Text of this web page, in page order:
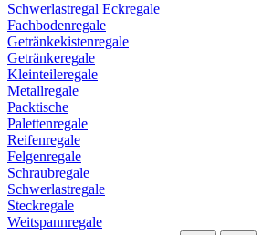
Schwerlastregal Eckregale
Fachbodenregale
Getränkekistenregale
Getränkeregale
Kleinteileregale
Metallregale
Packtische
Palettenregale
Reifenregale
Felgenregale
Schraubregale
Schwerlastregale
Steckregale
Weitspannregale